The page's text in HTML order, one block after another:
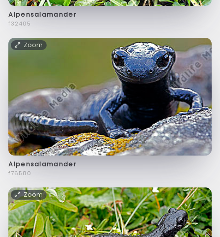
Alpensalamander
f32405
Zoom
Alpensalamander
f76580
Zoom